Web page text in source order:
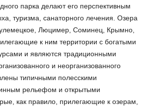
парка делают его перспективным
туризма, санаторного лечения. Озера
Люцимер, Соминец, Крымно,
к ним территории с богатыми
и являются традиционными
и неорганизованного
типичными полесскими
рельефом и открытыми
как правило, прилегающие к озерам,